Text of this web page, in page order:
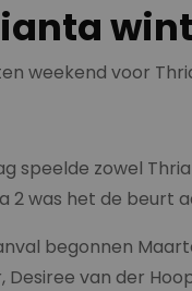
weekend voor
speelde zowel
2 was het de beurt
begonnen
Desiree van der